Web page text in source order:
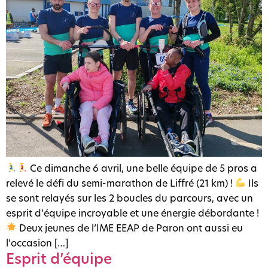
Ce dimanche 6 avril, une belle équipe de 5 pros a
relevé le défi du semi-marathon de Liffré (21 km) !
Ils
se sont relayés sur les 2 boucles du parcours, avec un
esprit d’équipe incroyable et une énergie débordante !
Deux jeunes de l’IME EEAP de Paron ont aussi eu
l’occasion […]
Esprit d’équipe